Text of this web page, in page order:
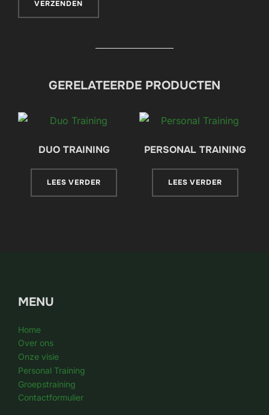
GERELATEERDE PRODUCTEN
DUO TRAINING
LEES VERDER
PERSONAL TRAINING
LEES VERDER
MENU
Home
Over ons
Onze visie
Personal Training
Groepstraining
Contactformulier